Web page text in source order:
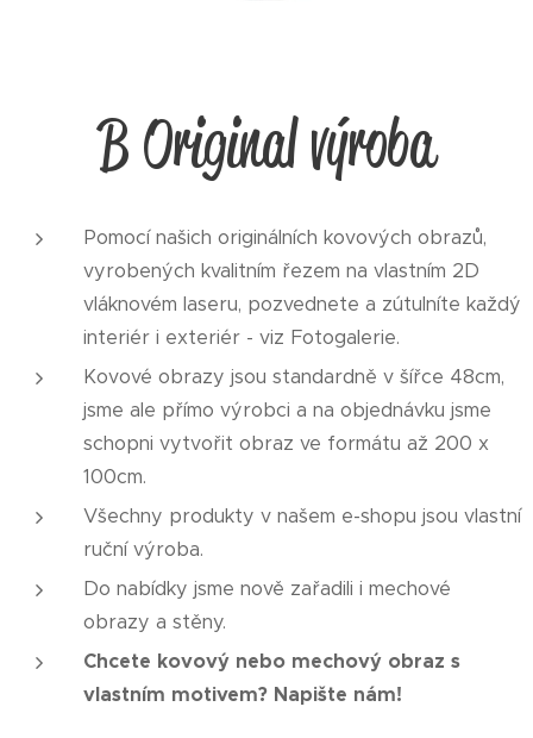
B Original výroba
Pomocí našich originálních kovových obrazů,
vyrobených kvalitním řezem na vlastním 2D
vláknovém laseru, pozvednete a zútulníte každý
interiér i exteriér - viz Fotogalerie.
Kovové obrazy jsou standardně v šířce 48cm,
jsme ale přímo výrobci a na objednávku jsme
schopni vytvořit obraz ve formátu až 200 x
100cm.
Všechny produkty v našem e-shopu jsou vlastní
ruční výroba.
Do nabídky jsme nově zařadili i mechové
obrazy a stěny.
Chcete kovový nebo mechový obraz s
vlastním motivem? Napište nám!